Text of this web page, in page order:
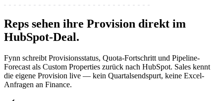
Reps sehen ihre Provision direkt im
HubSpot-Deal.
Fynn schreibt Provisionsstatus, Quota-Fortschritt und Pipeline-
Forecast als Custom Properties zurück nach HubSpot. Sales kennt
die eigene Provision live — kein Quartalsendspurt, keine Excel-
Anfragen an Finance.